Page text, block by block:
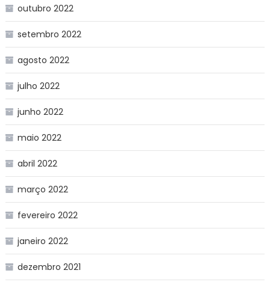
outubro 2022
setembro 2022
agosto 2022
julho 2022
junho 2022
maio 2022
abril 2022
março 2022
fevereiro 2022
janeiro 2022
dezembro 2021